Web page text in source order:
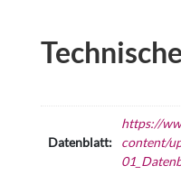
Datenblatt:
https://
content/